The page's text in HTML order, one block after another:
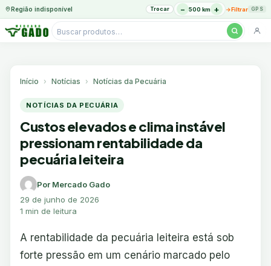
Região indisponível Trocar − 500 km + →Filtrar GPS
Pesquisar
Início Notícias Notícias da Pecuária
NOTÍCIAS DA PECUÁRIA
Custos elevados e clima instável
pressionam rentabilidade da
pecuária leiteira
Por Mercado Gado
29 de junho de 2026
1 min de leitura
A rentabilidade da pecuária leiteira está sob
forte pressão em um cenário marcado pelo